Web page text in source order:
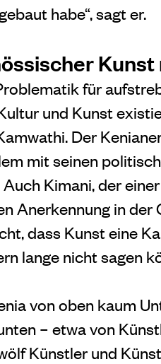
habe“, sagt er.
für
und Kunst
Der
mit seinen
Kimani, der
Anerkennung in der
dass Kunst eine
lange nicht sagen
von oben kaum
– etwa von
Künstler und